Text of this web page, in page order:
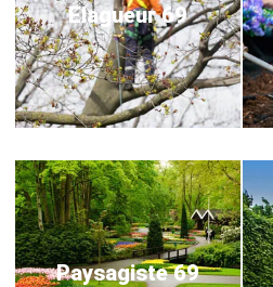
Elagueur 69
Paysagiste 69